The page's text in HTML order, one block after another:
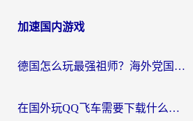
加速国内游戏
德国怎么玩最强祖师？海外党国服游戏加速器选择全攻略（附宝可梦Online实测）
在国外玩QQ飞车需要下载什么加速器呢？海外党亲测有效的国服游戏加速指南